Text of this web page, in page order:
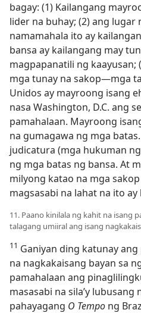
bagay: (1) Kailangang
lider na buhay; (2) ang lugar
namamahala ito ay
bansa ay kailangang may
magpapanatili ng kaayusan;
mga tunay na sakop—mga
Unidos ay mayroong isang
nasa Washington, D.C. ang
pamahalaan. Mayroong
na gumagawa ng mga
judicatura (mga hukuman
ng mga batas ng bansa. At
milyong katao na mga
magsasabi na lahat na ito
11. Paano kinilala ng kahit na isang
talagang umiiral ang isang
11 Ganiyan ding katunay
na nagkakaisang bayan sa
pamahalaan ang
masasabi na sila’y lubusang
pahayagang O Tempo ng